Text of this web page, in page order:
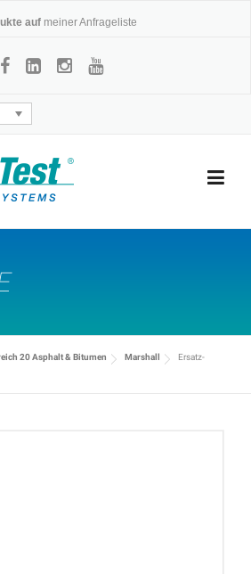
auf meiner Anfrageliste
20 Asphalt & Bitumen Marshall
Ersatz-